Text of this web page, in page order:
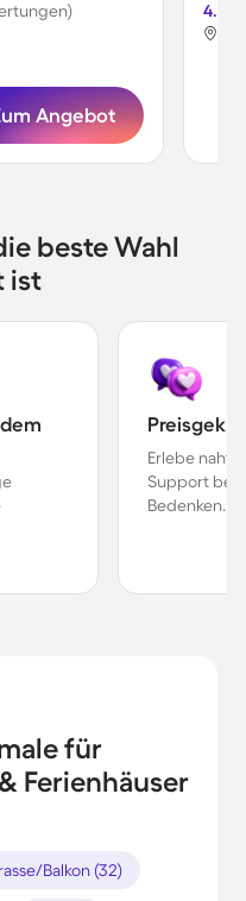
Angebot
4.5
beste Wahl
ist
Erlebe
Support bei
Bedenken.
für
Ferienhäuser
Balkon (32)